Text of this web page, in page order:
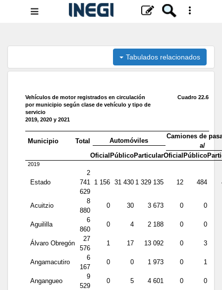
Menú
Tabulados relacionados
Vehículos de motor registrados en circulación
por municipio según clase de vehículo y tipo de
servicio
Cuadro 22.6
2019, 2020 y 2021
Municipio Total Automóviles
Camiones de
a/
Oficial PúblicoParticularOficial Público
2019
Estado
2
741
629
1 156 31 430 1 329 135 12 484
Acuitzio
8
880
0 30 3 673 0 0
Aguililla
6
860
0 4 2 188 0 0
Álvaro Obregón
27
576
1 17 13 092 0 3
Angamacutiro
6
167
0 0 1 973 0 1
Angangueo
9
529
0 5 4 601 0 0